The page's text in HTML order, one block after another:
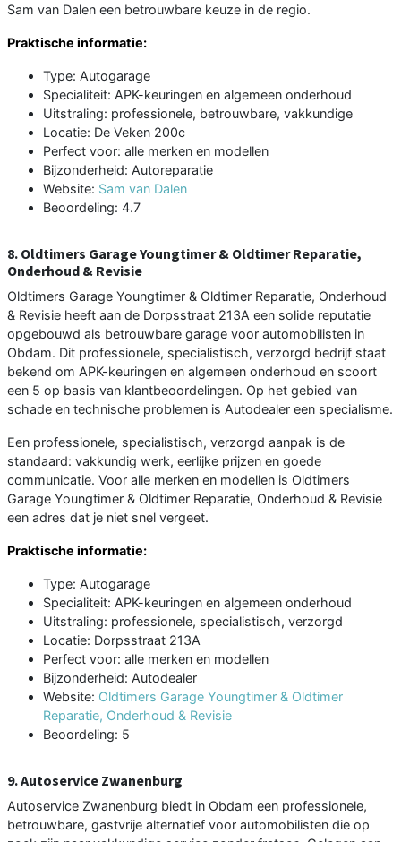
Sam van Dalen een betrouwbare keuze in de regio.
Praktische informatie:
Type: Autogarage
Specialiteit: APK-keuringen en algemeen onderhoud
Uitstraling: professionele, betrouwbare, vakkundige
Locatie: De Veken 200c
Perfect voor: alle merken en modellen
Bijzonderheid: Autoreparatie
Website: Sam van Dalen
Beoordeling: 4.7
8. Oldtimers Garage Youngtimer & Oldtimer Reparatie,
Onderhoud & Revisie
Oldtimers Garage Youngtimer & Oldtimer Reparatie, Onderhoud
& Revisie heeft aan de Dorpsstraat 213A een solide reputatie
opgebouwd als betrouwbare garage voor automobilisten in
Obdam. Dit professionele, specialistisch, verzorgd bedrijf staat
bekend om APK-keuringen en algemeen onderhoud en scoort
een 5 op basis van klantbeoordelingen. Op het gebied van
schade en technische problemen is Autodealer een specialisme.
Een professionele, specialistisch, verzorgd aanpak is de
standaard: vakkundig werk, eerlijke prijzen en goede
communicatie. Voor alle merken en modellen is Oldtimers
Garage Youngtimer & Oldtimer Reparatie, Onderhoud & Revisie
een adres dat je niet snel vergeet.
Praktische informatie:
Type: Autogarage
Specialiteit: APK-keuringen en algemeen onderhoud
Uitstraling: professionele, specialistisch, verzorgd
Locatie: Dorpsstraat 213A
Perfect voor: alle merken en modellen
Bijzonderheid: Autodealer
Website: Oldtimers Garage Youngtimer & Oldtimer
Reparatie, Onderhoud & Revisie
Beoordeling: 5
9. Autoservice Zwanenburg
Autoservice Zwanenburg biedt in Obdam een professionele,
betrouwbare, gastvrije alternatief voor automobilisten die op